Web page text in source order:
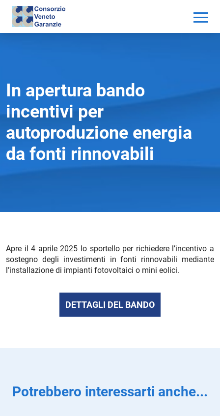
In apertura bando
incentivi per
autoproduzione energia
da fonti rinnovabili
Apre il 4 aprile 2025 lo sportello per richiedere l’incentivo a
sostegno degli investimenti in fonti rinnovabili mediante
l’installazione di impianti fotovoltaici o mini eolici.
DETTAGLI DEL BANDO
Potrebbero interessarti anche...